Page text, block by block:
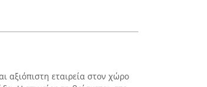
αξιόπιστη εταιρεία στον χώρο